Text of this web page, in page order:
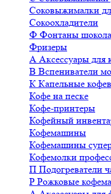
Соковыжималки
Сокоохладители
Ф Фонтаны
Фризеры
А Аксессуары для
В Вспениватели
К Капельные
Кофе на песке
Кофе-принтеры
Кофейный
Кофемашины
Кофемашины
Кофемолки
П Подогреватели
Р Рожковые